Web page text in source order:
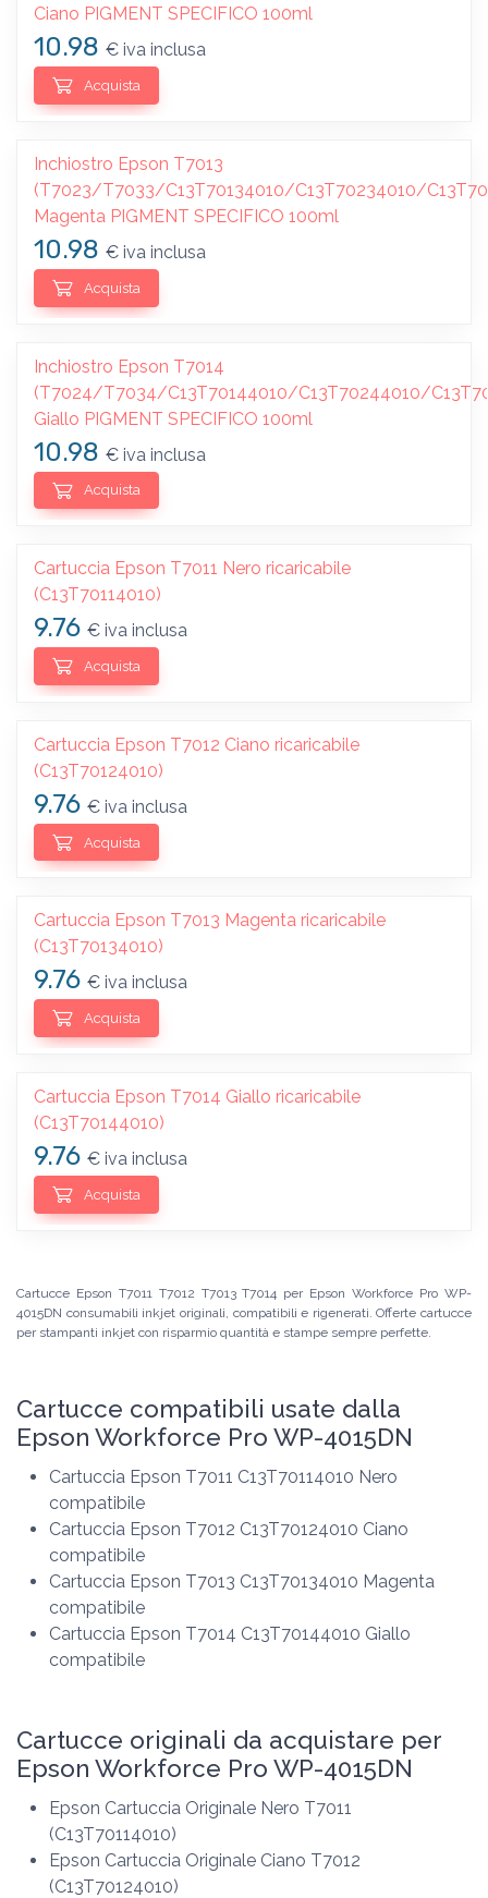
Ciano PIGMENT SPECIFICO 100ml
10.98 € iva inclusa
Acquista
Inchiostro Epson T7013
(T7023/T7033/C13T70134010/C13T70234010/
Magenta PIGMENT SPECIFICO 100ml
10.98 € iva inclusa
Acquista
Inchiostro Epson T7014
(T7024/T7034/C13T70144010/C13T70244010/
Giallo PIGMENT SPECIFICO 100ml
10.98 € iva inclusa
Acquista
Cartuccia Epson T7011 Nero ricaricabile
(C13T70114010)
9.76 € iva inclusa
Acquista
Cartuccia Epson T7012 Ciano ricaricabile
(C13T70124010)
9.76 € iva inclusa
Acquista
Cartuccia Epson T7013 Magenta ricaricabile
(C13T70134010)
9.76 € iva inclusa
Acquista
Cartuccia Epson T7014 Giallo ricaricabile
(C13T70144010)
9.76 € iva inclusa
Acquista
Cartucce Epson T7011 T7012 T7013 T7014 per Epson Workforce Pro WP-
4015DN consumabili inkjet originali, compatibili e rigenerati. Offerte cartucce
per stampanti inkjet con risparmio quantità e stampe sempre perfette.
Cartucce compatibili usate dalla
Epson Workforce Pro WP-4015DN
Cartuccia Epson T7011 C13T70114010 Nero
compatibile
Cartuccia Epson T7012 C13T70124010 Ciano
compatibile
Cartuccia Epson T7013 C13T70134010 Magenta
compatibile
Cartuccia Epson T7014 C13T70144010 Giallo
compatibile
Cartucce originali da acquistare per
Epson Workforce Pro WP-4015DN
Epson Cartuccia Originale Nero T7011
(C13T70114010)
Epson Cartuccia Originale Ciano T7012
(C13T70124010)